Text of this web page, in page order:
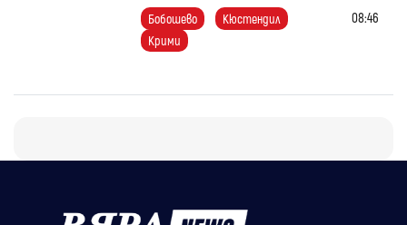
Бобошево
Кюстендил
Крими
08:46